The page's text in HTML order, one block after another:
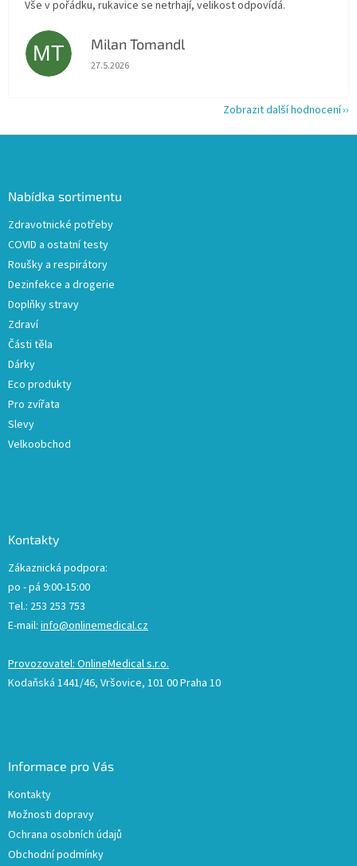
Vše v pořádku, rukavice se netrhají, velikost odpovídá.
MT Milan Tomandl
Hodnocení obchodu je 5 z 5 hvězdiček.
27.5.2026
Zobrazit další hodnocení
Nabídka sortimentu
Zdravotnické potřeby
COVID a ostatní testy
Roušky a respirátory
Dezinfekce a drogerie
Doplňky stravy
Zdraví
Části těla
Dárky
Eco produkty
Pro zvířata
Slevy
Velkoobchod
Kontakty
Zákaznická podpora:
po - pá 9:00-15:00
Tel.: 253 253 753
E-mail: info@onlinemedical.cz
Provozovatel: OnlineMedical s.r.o.
Kodaňská 1441/46, Vršovice, 101 00 Praha 10
Informace pro Vás
Kontakty
Možnosti dopravy
Ochrana osobních údajů
Obchodní podmínky